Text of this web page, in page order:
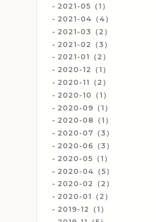
2021-05（1）
2021-04（4）
2021-03（2）
2021-02（3）
2021-01（2）
2020-12（1）
2020-11（2）
2020-10（1）
2020-09（1）
2020-08（1）
2020-07（3）
2020-06（3）
2020-05（1）
2020-04（5）
2020-02（2）
2020-01（2）
2019-12（1）